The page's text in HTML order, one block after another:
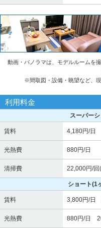
動画・パノラマは、モデルルームを
※間取図・設備・眺望など、
利用料金
スーパー
賃料 4,180円/日
光熱費 880円/日
清掃費 22,000円/回
ショート(1
賃料 3,800円/日
光熱費 880円/日